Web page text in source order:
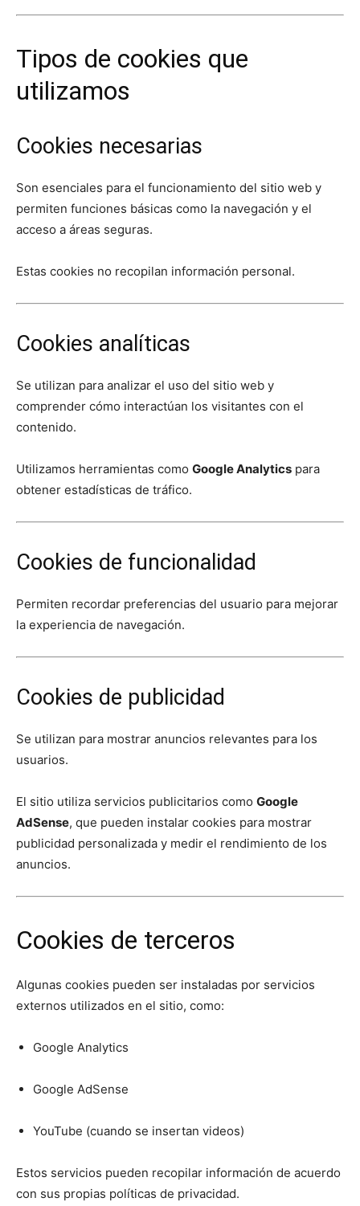
Tipos de cookies que
utilizamos
Cookies necesarias
Son esenciales para el funcionamiento del sitio web y
permiten funciones básicas como la navegación y el
acceso a áreas seguras.
Estas cookies no recopilan información personal.
Cookies analíticas
Se utilizan para analizar el uso del sitio web y
comprender cómo interactúan los visitantes con el
contenido.
Utilizamos herramientas como Google Analytics para
obtener estadísticas de tráfico.
Cookies de funcionalidad
Permiten recordar preferencias del usuario para mejorar
la experiencia de navegación.
Cookies de publicidad
Se utilizan para mostrar anuncios relevantes para los
usuarios.
El sitio utiliza servicios publicitarios como Google
AdSense, que pueden instalar cookies para mostrar
publicidad personalizada y medir el rendimiento de los
anuncios.
Cookies de terceros
Algunas cookies pueden ser instaladas por servicios
externos utilizados en el sitio, como:
Google Analytics
Google AdSense
YouTube (cuando se insertan videos)
Estos servicios pueden recopilar información de acuerdo
con sus propias políticas de privacidad.